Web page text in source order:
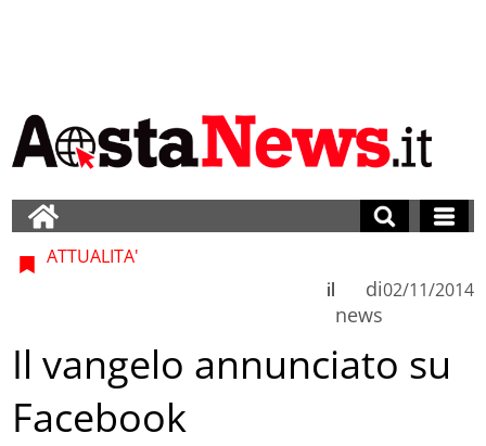
ATTUALITA'
di
news
il 02/11/2014
Il vangelo annunciato su
Facebook